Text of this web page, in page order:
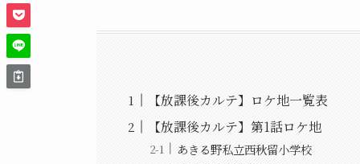
【放課後カルテ】ロケ地一覧表
【放課後カルテ】第1話ロケ地
あきる野私立西秋留小学校